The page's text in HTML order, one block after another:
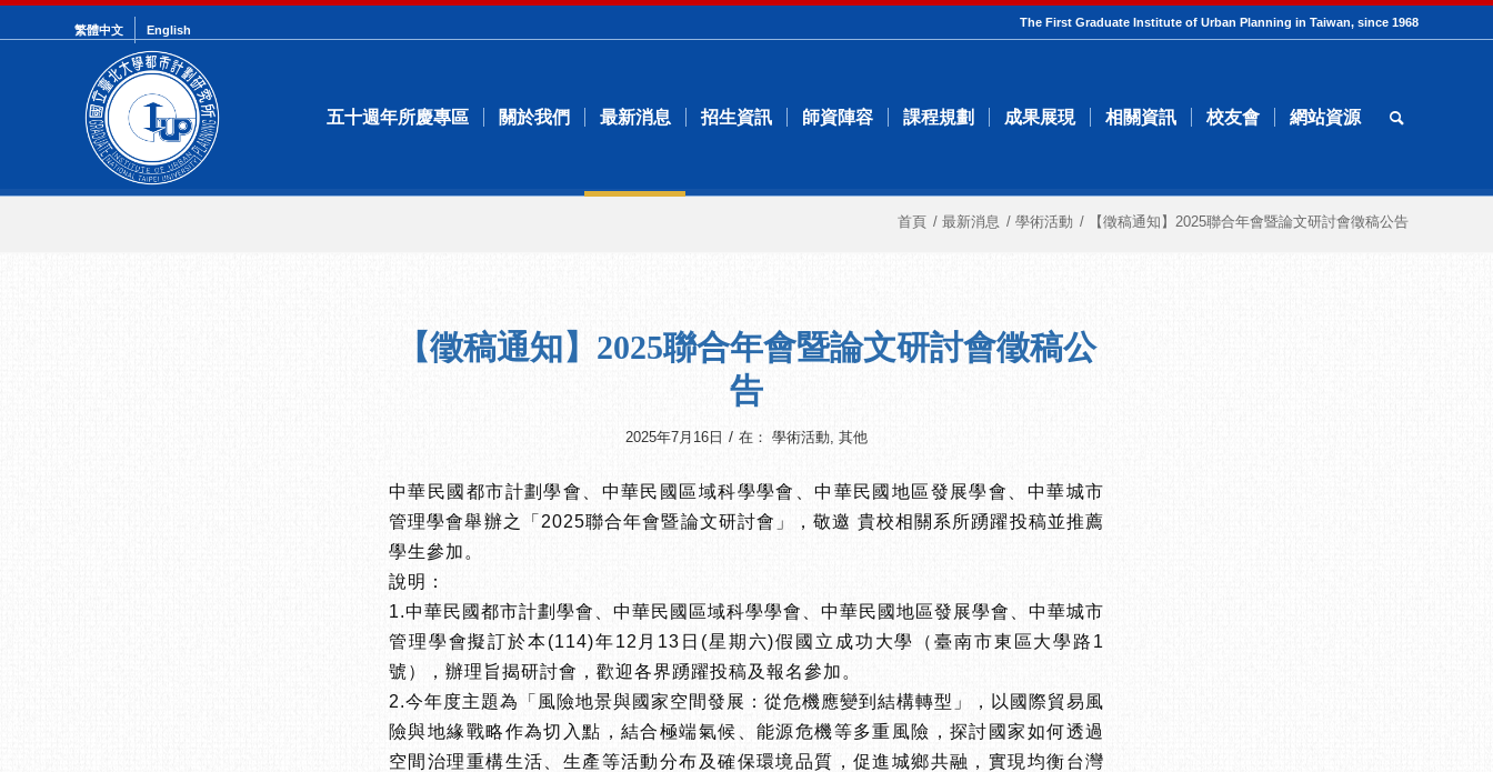
繁體中文 English
The First Graduate Institute of Urban Planning in Taiwan, since 1968
五十週年所慶專區 關於我們 最新消息 招生資訊 師資陣容 課程規劃 成果展現 相關資訊 校友會 網站資源
首頁 / 最新消息 / 學術活動 / 【徵稿通知】2025聯合年會暨論文研討會徵稿公告
【徵稿通知】2025聯合年會暨論文研討會徵稿公
告
2025年7月16日 / 在： 學術活動, 其他
中華民國都市計劃學會、中華民國區域科學學會、中華民國地區發展學會、中華城市
管理學會舉辦之「2025聯合年會暨論文研討會」，敬邀 貴校相關系所踴躍投稿並推薦
學生參加。
說明：
1.中華民國都市計劃學會、中華民國區域科學學會、中華民國地區發展學會、中華城市
管理學會擬訂於本(114)年12月13日(星期六)假國立成功大學（臺南市東區大學路1
號），辦理旨揭研討會，歡迎各界踴躍投稿及報名參加。
2.今年度主題為「風險地景與國家空間發展：從危機應變到結構轉型」，以國際貿易風
險與地緣戰略作為切入點，結合極端氣候、能源危機等多重風險，探討國家如何透過
空間治理重構生活、生產等活動分布及確保環境品質，促進城鄉共融，實現均衡台灣